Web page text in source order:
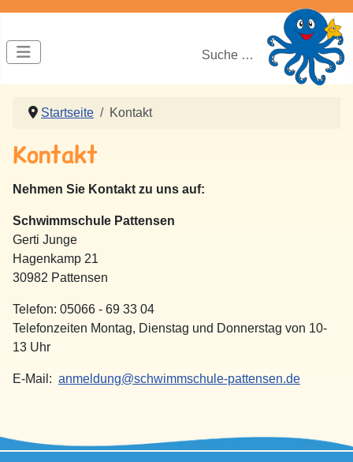
Startseite Kontakt
Kontakt
Nehmen Sie Kontakt zu uns auf:
Schwimmschule Pattensen
Gerti Junge
Hagenkamp 21
30982 Pattensen
Telefon: 05066 - 69 33 04
Telefonzeiten Montag, Dienstag und Donnerstag von 10-
13 Uhr
E-Mail: anmeldung@schwimmschule-pattensen.de